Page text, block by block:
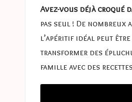
Avez-vous déjà croqué
pas seul ! De
l’apéritif idéal peut
transformer des
famille avec des